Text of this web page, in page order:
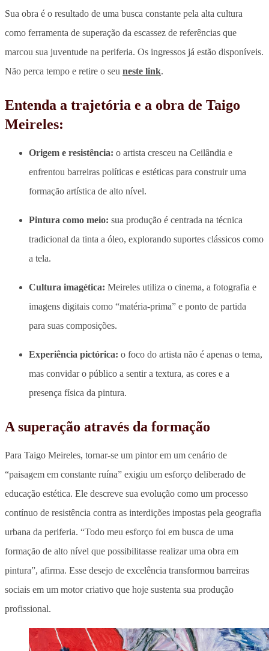
Sua obra é o resultado de uma busca constante pela alta cultura
como ferramenta de superação da escassez de referências que
marcou sua juventude na periferia. Os ingressos já estão disponíveis.
Não perca tempo e retire o seu neste link.
Entenda a trajetória e a obra de Taigo
Meireles:
Origem e resistência: o artista cresceu na Ceilândia e
enfrentou barreiras políticas e estéticas para construir uma
formação artística de alto nível.
Pintura como meio: sua produção é centrada na técnica
tradicional da tinta a óleo, explorando suportes clássicos como
a tela.
Cultura imagética: Meireles utiliza o cinema, a fotografia e
imagens digitais como “matéria-prima” e ponto de partida
para suas composições.
Experiência pictórica: o foco do artista não é apenas o tema,
mas convidar o público a sentir a textura, as cores e a
presença física da pintura.
A superação através da formação
Para Taigo Meireles, tornar-se um pintor em um cenário de
“paisagem em constante ruína” exigiu um esforço deliberado de
educação estética. Ele descreve sua evolução como um processo
contínuo de resistência contra as interdições impostas pela geografia
urbana da periferia. “Todo meu esforço foi em busca de uma
formação de alto nível que possibilitasse realizar uma obra em
pintura”, afirma. Esse desejo de excelência transformou barreiras
sociais em um motor criativo que hoje sustenta sua produção
profissional.